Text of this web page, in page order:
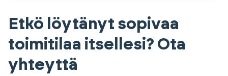
Etkö löytänyt sopivaa
toimitilaa itsellesi? Ota
yhteyttä